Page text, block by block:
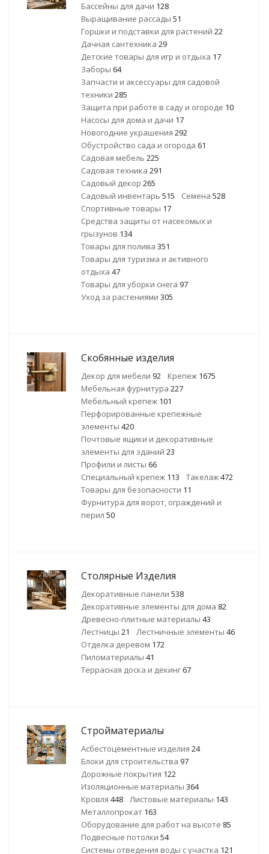
Бассейны для дачи 128
Выращивание рассады 51
Горшки и подставки для растений 22
Дачная сантехника 29
Детские товары для игр и отдыха 17
Заборы 64
Запчасти и аксессуары для садовой
техники 285
Защита при работе в саду и огороде 10
Насосы для дома и дачи 17
Новогодние украшения 292
Обустройство сада и огорода 61
Садовая мебель 225
Садовая техника 291
Садовый декор 265
Садовый инвентарь 515 Семена 528
Спортивные товары 17
Средства защиты от насекомых и
грызунов 134
Товары для полива 351
Товары для туризма и активного
отдыха 47
Товары для уборки снега 97
Уход за растениями 305
Скобянные изделия
Декор для мебели 92 Крепеж 1675
Мебельная фурнитура 227
Мебельный крепеж 101
Перфорированные крепежные
элементы 420
Почтовые ящики и декоративные
элементы для зданий 23
Профили и листы 66
Специальный крепеж 113 Такелаж472
Товары для безопасности 11
Фурнитура для ворот, ограждений и
перил 50
Столярные Изделия
Декоративные панели 538
Декоративные элементы для дома 82
Древесно-плитные материалы 43
Лестницы 21 Лестничные элементы 46
Отделка деревом 172
Пиломатериалы 41
Террасная доска и декинг 67
Стройматериалы
Асбестоцементные изделия 24
Блоки для строительства 97
Дорожные покрытия 122
Изоляционные материалы 364
Кровля 448 Листовые материалы 143
Металлопрокат 163
Оборудование для работ на высоте 85
Подвесные потолки 54
Системы отведения воды с участка 121